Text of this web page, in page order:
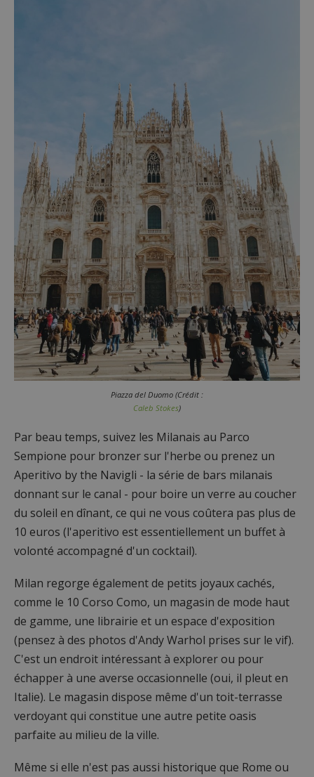
Piazza del Duomo (Crédit :
Caleb Stokes)
Par beau temps, suivez les Milanais au Parco
Sempione pour bronzer sur l'herbe ou prenez un
Aperitivo by the Navigli - la série de bars milanais
donnant sur le canal - pour boire un verre au coucher
du soleil en dînant, ce qui ne vous coûtera pas plus de
10 euros (l'aperitivo est essentiellement un buffet à
volonté accompagné d'un cocktail).
Milan regorge également de petits joyaux cachés,
comme le 10 Corso Como, un magasin de mode haut
de gamme, une librairie et un espace d'exposition
(pensez à des photos d'Andy Warhol prises sur le vif).
C'est un endroit intéressant à explorer ou pour
échapper à une averse occasionnelle (oui, il pleut en
Italie). Le magasin dispose même d'un toit-terrasse
verdoyant qui constitue une autre petite oasis
parfaite au milieu de la ville.
Même si elle n'est pas aussi historique que Rome ou